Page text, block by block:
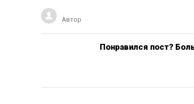
Автор
Понравился пост?